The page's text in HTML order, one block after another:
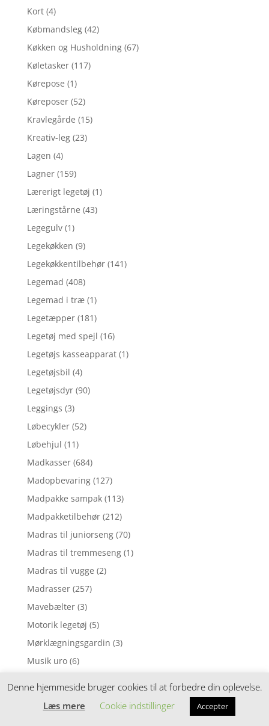
Kort (4)
Købmandsleg (42)
Køkken og Husholdning (67)
Køletasker (117)
Kørepose (1)
Køreposer (52)
Kravlegårde (15)
Kreativ-leg (23)
Lagen (4)
Lagner (159)
Lærerigt legetøj (1)
Læringstårne (43)
Legegulv (1)
Legekøkken (9)
Legekøkkentilbehør (141)
Legemad (408)
Legemad i træ (1)
Legetæpper (181)
Legetøj med spejl (16)
Legetøjs kasseapparat (1)
Legetøjsbil (4)
Legetøjsdyr (90)
Leggings (3)
Løbecykler (52)
Løbehjul (11)
Madkasser (684)
Madopbevaring (127)
Madpakke sampak (113)
Madpakketilbehør (212)
Madras til juniorseng (70)
Madras til tremmeseng (1)
Madras til vugge (2)
Madrasser (257)
Mavebælter (3)
Motorik legetøj (5)
Mørklægningsgardin (3)
Musik uro (6)
Denne hjemmeside bruger cookies til at forbedre din oplevelse.
Læs mere
Cookie indstillinger Accepter